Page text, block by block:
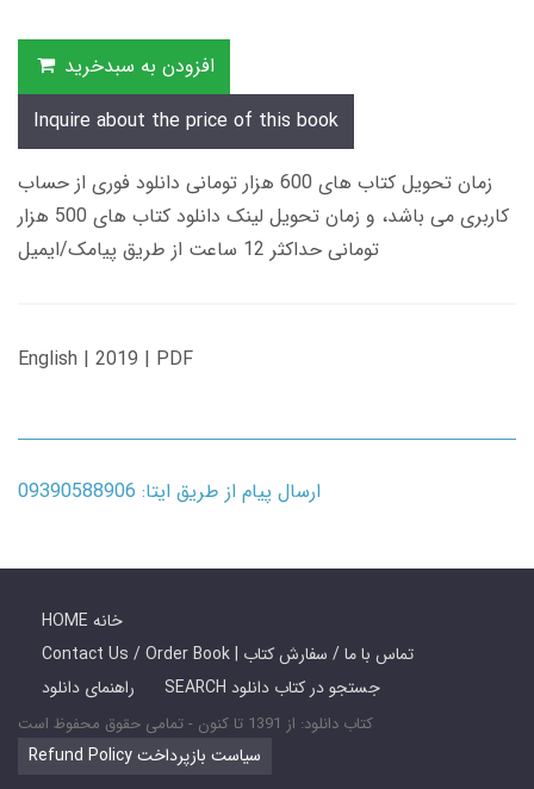
افزودن به سبدخرید
Inquire about the price of this book
زمان تحویل کتاب های 600 هزار تومانی دانلود فوری از حساب
کاربری می باشد، و زمان تحویل لینک دانلود کتاب های 500 هزار
تومانی حداکثر 12 ساعت از طریق پیامک/ایمیل
English | 2019 | PDF
ارسال پیام از طریق ایتا: 09390588906
HOME خانه
Contact Us / Order Book | تماس با ما / سفارش کتاب
راهنمای دانلود
SEARCH جستجو در کتاب دانلود
کتاب دانلود: از 1391 تا کنون - تمامی حقوق محفوظ است
Refund Policy سیاست بازپرداخت